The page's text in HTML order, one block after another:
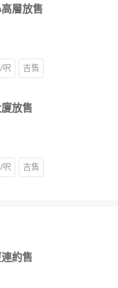
層放售
呎 吉售
放售
呎 吉售
約售